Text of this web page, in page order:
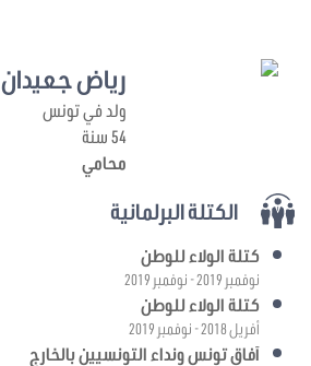
رياض جعيدان
ولد في تونس
54 سنة
محامي
الكتلة البرلمانية
كتلة الولاء للوطن
نوفمبر 2019 - نوفمبر 2019
كتلة الولاء للوطن
أفريل 2018 - نوفمبر 2019
آفاق تونس ونداء التونسيين بالخارج